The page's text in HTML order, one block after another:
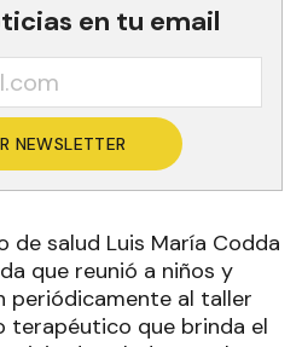
en tu email
NEWSLETTER
de salud Luis María Codda
que reunió a niños y
periódicamente al taller
terapéutico que brinda el